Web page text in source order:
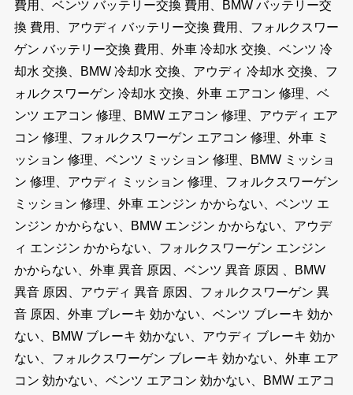
費用、ベンツ バッテリー交換 費用、BMW バッテリー交
換 費用、アウディ バッテリー交換 費用、フォルクスワー
ゲン バッテリー交換 費用、外車 冷却水 交換、ベンツ 冷
却水 交換、BMW 冷却水 交換、アウディ 冷却水 交換、フ
ォルクスワーゲン 冷却水 交換、外車 エアコン 修理、ベ
ンツ エアコン 修理、BMW エアコン 修理、アウディ エア
コン 修理、フォルクスワーゲン エアコン 修理、外車 ミ
ッション 修理、ベンツ ミッション 修理、BMW ミッショ
ン 修理、アウディ ミッション 修理、フォルクスワーゲン
ミッション 修理、外車 エンジン かからない、ベンツ エ
ンジン かからない、BMW エンジン かからない、アウデ
ィ エンジン かからない、フォルクスワーゲン エンジン
かからない、外車 異音 原因、ベンツ 異音 原因 、BMW
異音 原因、アウディ 異音 原因、フォルクスワーゲン 異
音 原因、外車 ブレーキ 効かない、ベンツ ブレーキ 効か
ない、BMW ブレーキ 効かない、アウディ ブレーキ 効か
ない、フォルクスワーゲン ブレーキ 効かない、外車 エア
コン 効かない、ベンツ エアコン 効かない、BMW エアコ